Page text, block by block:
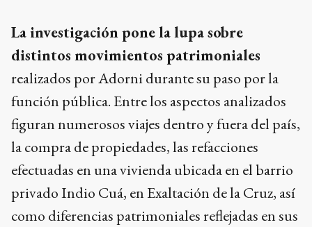
La investigación pone la lupa sobre
distintos movimientos patrimoniales
realizados por Adorni durante su paso por la
función pública. Entre los aspectos analizados
figuran numerosos viajes dentro y fuera del país,
la compra de propiedades, las refacciones
efectuadas en una vivienda ubicada en el barrio
privado Indio Cuá, en Exaltación de la Cruz, así
como diferencias patrimoniales reflejadas en sus